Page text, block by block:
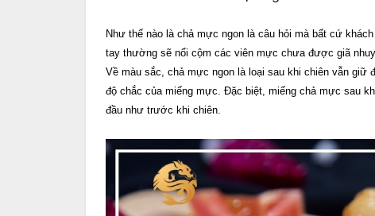
Như thế nào là chả mực ngon là câu hỏi mà bất cứ
tay thường sẽ nổi cộm các viên mực chưa được giã
Về màu sắc, chả mực ngon là loại sau khi chiên vẫn
độ chắc của miếng mực. Đặc biệt, miếng chả mực sau
đầu như trước khi chiên.